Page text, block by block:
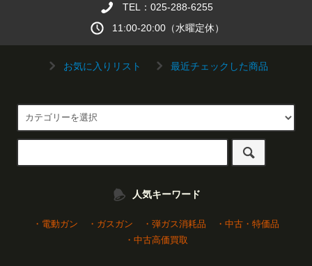
TEL：025-288-6255
11:00-20:00（水曜定休）
お気に入りリスト 最近チェックした商品
人気キーワード
・電動ガン ・ガスガン ・弾ガス消耗品
・中古・特価品
・中古高価買取